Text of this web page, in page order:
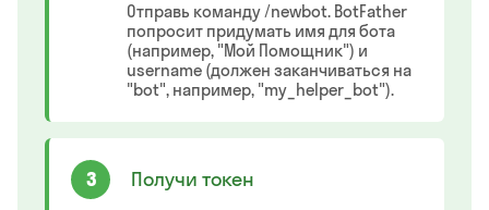
Отправь команду /newbot. BotFather
попросит придумать имя для бота
(например, "Мой Помощник") и
username (должен заканчиваться на
"bot", например, "my_helper_bot").
3 Получи токен